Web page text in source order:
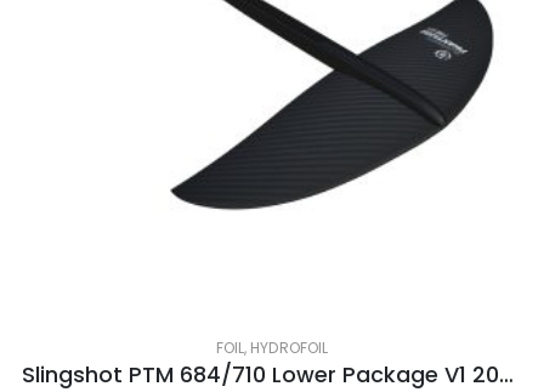
FOIL, HYDROFOIL
Slingshot PTM 684/710 Lower Package V1 2022